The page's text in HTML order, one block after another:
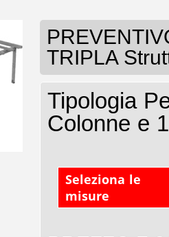
TRIPLA
Tipologia
Colonne e
Seleziona le
misure